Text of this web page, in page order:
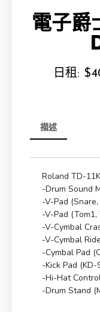
電子
日租: $
描述
Roland TD-
-Drum Sound
-V-Pad
-V-Pad (Tom1,
-V-Cymbal
-V-Cymbal
-Cymbal Pad
-Kick Pad (KD-
-Hi-Hat
-Drum Stand